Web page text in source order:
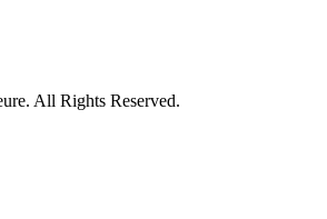
All Rights Reserved.